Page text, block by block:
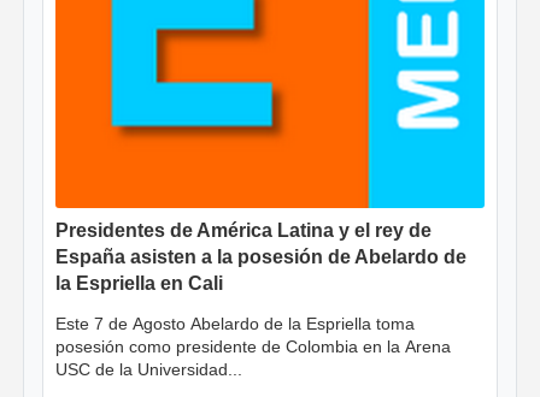
Presidentes de América Latina y el rey de
España asisten a la posesión de Abelardo de
la Espriella en Cali
Este 7 de Agosto Abelardo de la Espriella toma
posesión como presidente de Colombia en la Arena
USC de la Universidad...